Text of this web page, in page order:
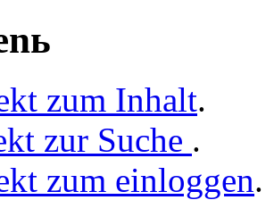
zum Inhalt.
zur Suche .
zum einloggen.